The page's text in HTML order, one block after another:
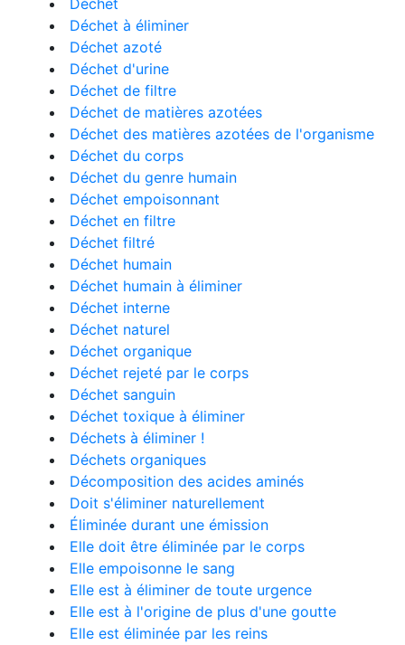
Déchet
Déchet à éliminer
Déchet azoté
Déchet d'urine
Déchet de filtre
Déchet de matières azotées
Déchet des matières azotées de l'organisme
Déchet du corps
Déchet du genre humain
Déchet empoisonnant
Déchet en filtre
Déchet filtré
Déchet humain
Déchet humain à éliminer
Déchet interne
Déchet naturel
Déchet organique
Déchet rejeté par le corps
Déchet sanguin
Déchet toxique à éliminer
Déchets à éliminer !
Déchets organiques
Décomposition des acides aminés
Doit s'éliminer naturellement
Éliminée durant une émission
Elle doit être éliminée par le corps
Elle empoisonne le sang
Elle est à éliminer de toute urgence
Elle est à l'origine de plus d'une goutte
Elle est éliminée par les reins